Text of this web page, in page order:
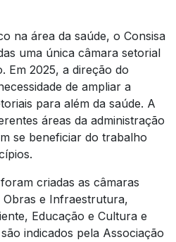
na área da saúde, o Consisa
uma única câmara setorial
Em 2025, a direção do
de ampliar a
para além da saúde. A
áreas da administração
se beneficiar do trabalho
criadas as câmaras
Obras e Infraestrutura,
Educação e Cultura e
indicados pela Associação